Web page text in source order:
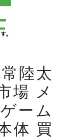
陸太
場 メ
ーム
体 買